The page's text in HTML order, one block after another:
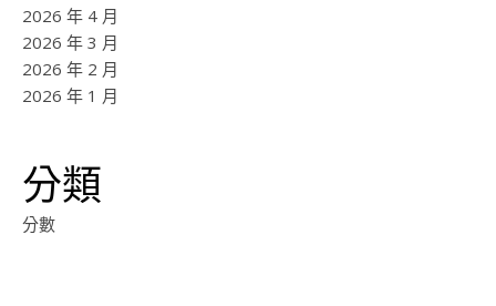
2026 年 4 月
2026 年 3 月
2026 年 2 月
2026 年 1 月
分類
分數